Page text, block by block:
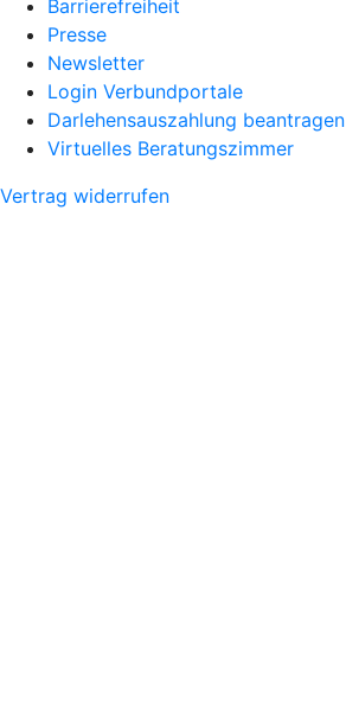
Barrierefreiheit
Presse
Newsletter
Login Verbundportale
Darlehensauszahlung beantragen
Virtuelles Beratungszimmer
Vertrag widerrufen